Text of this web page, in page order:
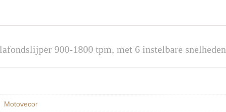
900-1800 tpm, met 6 instelbare snelheden
‎Motovecor